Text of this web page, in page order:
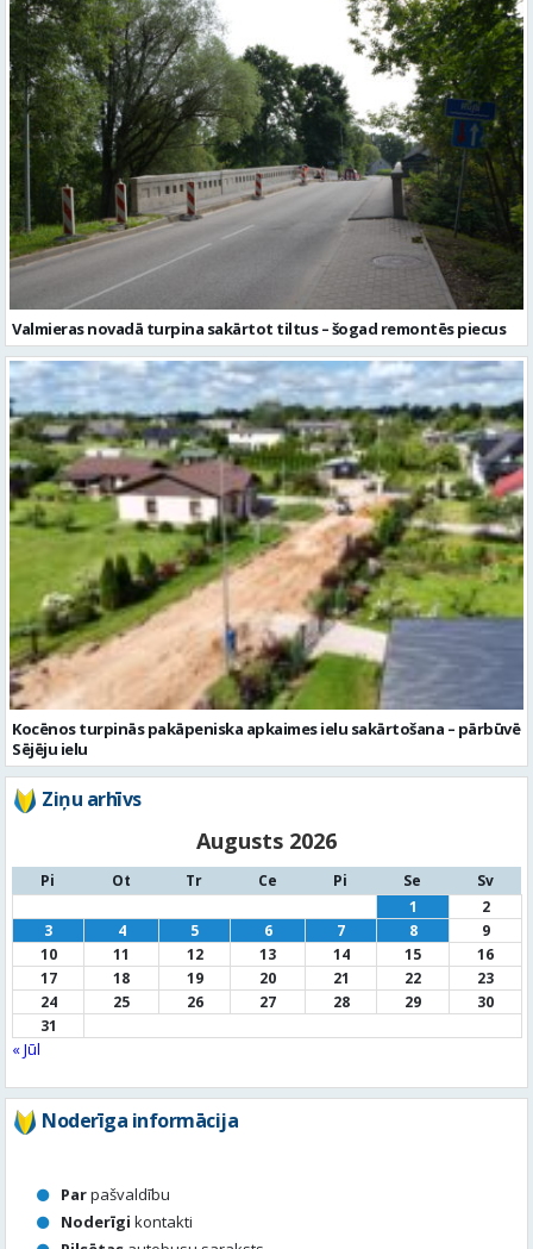
Valmieras novadā turpina sakārtot tiltus – šogad remontēs piecus
Kocēnos turpinās pakāpeniska apkaimes ielu sakārtošana – pārbūvē
Sējēju ielu
Ziņu arhīvs
Augusts 2026
Pi Ot Tr Ce Pi Se
Sv
1
2
3
4 5 6 7 8
9
10
11 12 13 14 15
16
17
18 19 20 21 22
23
24
25 26 27 28 29
30
31
« Jūl
Noderīga informācija
Parpašvaldību
Noderīgi kontakti